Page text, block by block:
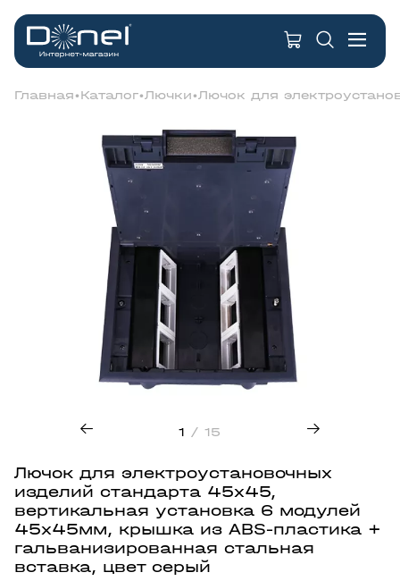
Главная Каталог Лючки Лючок для
1 / 15
Лючок для электроустановочных
изделий стандарта 45х45,
вертикальная установка 6 модулей
45х45мм, крышка из ABS-пластика +
гальванизированная стальная
вставка, цвет серый